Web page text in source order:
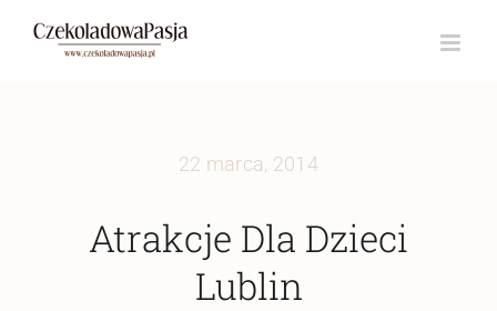
Przejdź
22 marca, 2014
Atrakcje Dla Dzieci
Lublin